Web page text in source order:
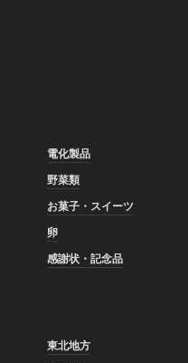
電化製品
野菜類
お菓子・スイーツ
卵
感謝状・記念品
東北地方